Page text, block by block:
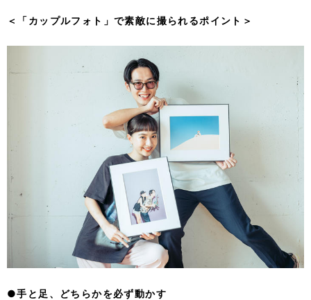
＜「カップルフォト」で素敵に撮られるポイント＞
●手と足、どちらかを必ず動かす